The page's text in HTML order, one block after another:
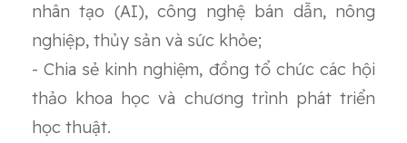
nhân tạo (AI), công nghệ bán dẫn, nông
nghiệp, thủy sản và sức khỏe;
- Chia sẻ kinh nghiệm, đồng tổ chức các hội
thảo khoa học và chương trình phát triển
học thuật.